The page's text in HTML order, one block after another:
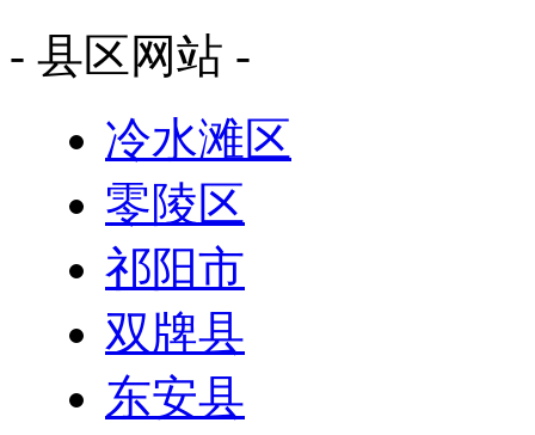
- 县区网站 -
冷水滩区
零陵区
祁阳市
双牌县
东安县